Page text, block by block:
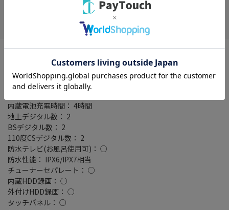
在庫がありません
画面サイズ： 15 V型(インチ)
受信チャンネル： 地上デジタル/BSデジタル/110度CSデジタル
対応電池： 充電池
コンセント対応： 対応
最大電池持続時間： 3時間
内蔵電池充電時間： 4時間
地上デジタル数： 2
BSデジタル数： 2
110度CSデジタル数： 2
防水テレビ(お風呂使用可)： ○
防水性能： IPX6/IPX7相当
チューナーセパレート： ○
内蔵HDD録画： ○
外付けHDD録画： ○
タッチパネル： ○